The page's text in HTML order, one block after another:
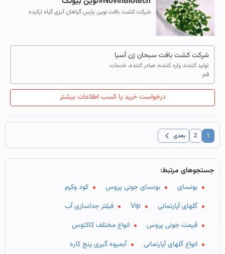
شرکت کشت بافت نوین پارس گیاهان آبزی گیاه ارکیده
شرکت کشت بافت سبحان ژن آسیا
تولید کننده، وارد کننده، صادر کننده، خدمات
قم
درخواست خرید یا کسب اطلاعات بیشتر
1
2 بعدی chevron_left
جستجوهای مرتبط:
بونسای
بونسای جونی پروس
کود وکرم
گلهای آپارتمانی
Vip
فیلتر جداسازی آب
قیمت جونی پروس
انواع مختلف کاکتوس
انواع گلهای آپارتمانی
آبمیوه گیری پنج کاره